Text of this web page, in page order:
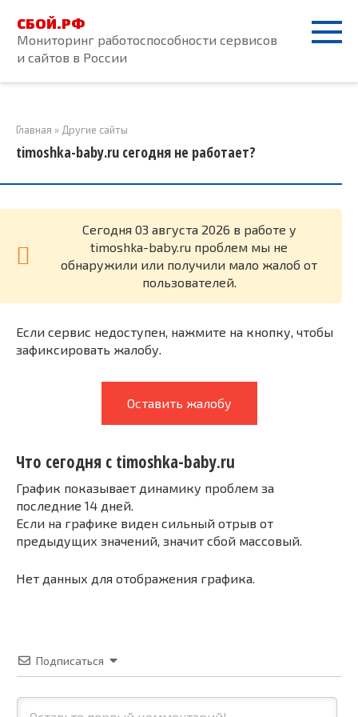
контенту
СБОЙ.РФ
Мониторинг работоспособности сервисов
и сайтов в России
Главная » Другие сайты
timoshka-baby.ru сегодня не работает?
Cегодня 03 августа 2026 в работе у
timoshka-baby.ru проблем мы не
обнаружили или получили мало жалоб от
пользователей.
Если сервис недоступен, нажмите на кнопку, чтобы
зафиксировать жалобу.
Оставить жалобу
Что сегодня с timoshka-baby.ru
График показывает динамику проблем за
последние 14 дней.
Если на графике виден сильный отрыв от
предыдущих значений, значит сбой массовый.
Нет данных для отображения графика.
Подписаться